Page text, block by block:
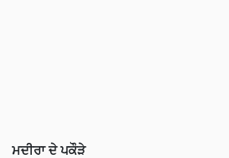
ਮਦੀਰਾ ਦੇ ਪਕੌੜੇ